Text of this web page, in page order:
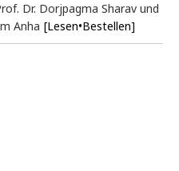
Dr. Dorjpagma Sharav und
Anha [Lesen•Bestellen]